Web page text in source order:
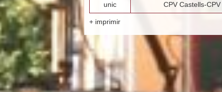
unic CPV Castells-
+ imprimir